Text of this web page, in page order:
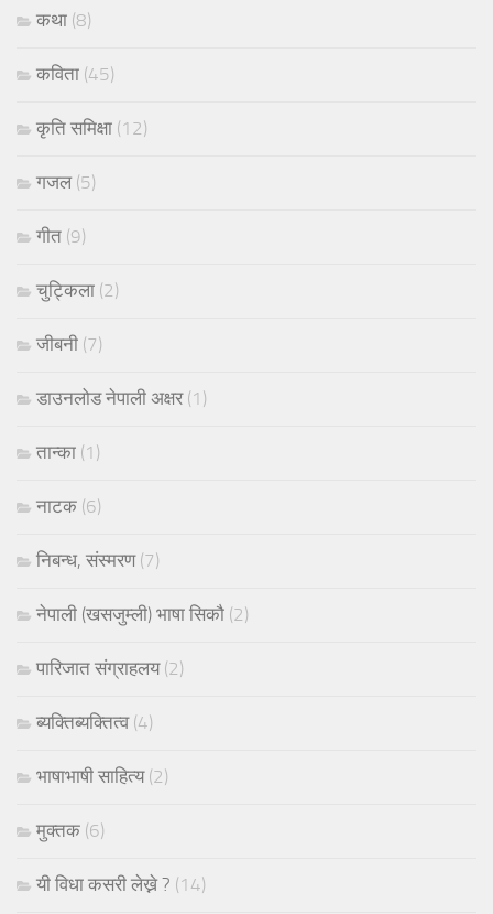
कथा (8)
कविता (45)
कृति समिक्षा (12)
गजल(5)
गीत (9)
चुट्किला (2)
जीबनी (7)
डाउनलोड नेपाली अक्षर(1)
तान्का (1)
नाटक (6)
निबन्ध, संस्मरण(7)
नेपाली (खसजुम्ली) भाषा सिकौ (2)
पारिजात संग्राहलय(2)
ब्यक्तिब्यक्तित्व(4)
भाषाभाषी साहित्य(2)
मुक्तक (6)
यी विधा कसरी लेख्ने ? (14)